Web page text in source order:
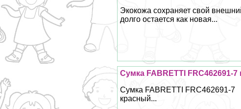
Экокожа сохраняет свой
долго остается как новая...
Сумка FABRETTI FRC462691-
Сумка FABRETTI FRC462691-7
красный...